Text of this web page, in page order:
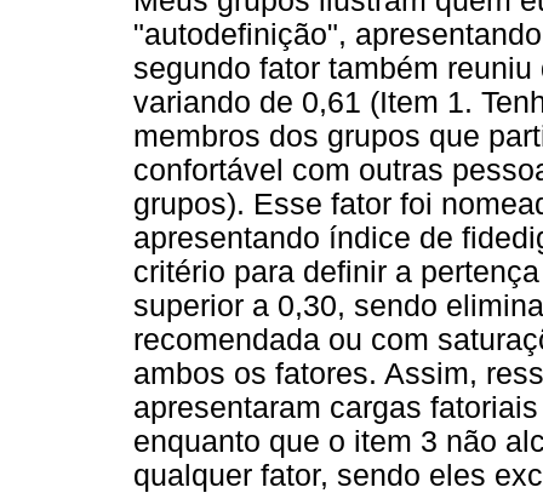
"autodefinição",
segundo fator também
variando de 0,61 (Item 1.
membros dos grupos que
confortável com outras
grupos). Esse fator foi
apresentando índice de
critério para definir a
superior a 0,30, sendo
recomendada ou com
ambos os fatores. Assim,
apresentaram cargas
enquanto que o item 3 não
qualquer fator, sendo eles